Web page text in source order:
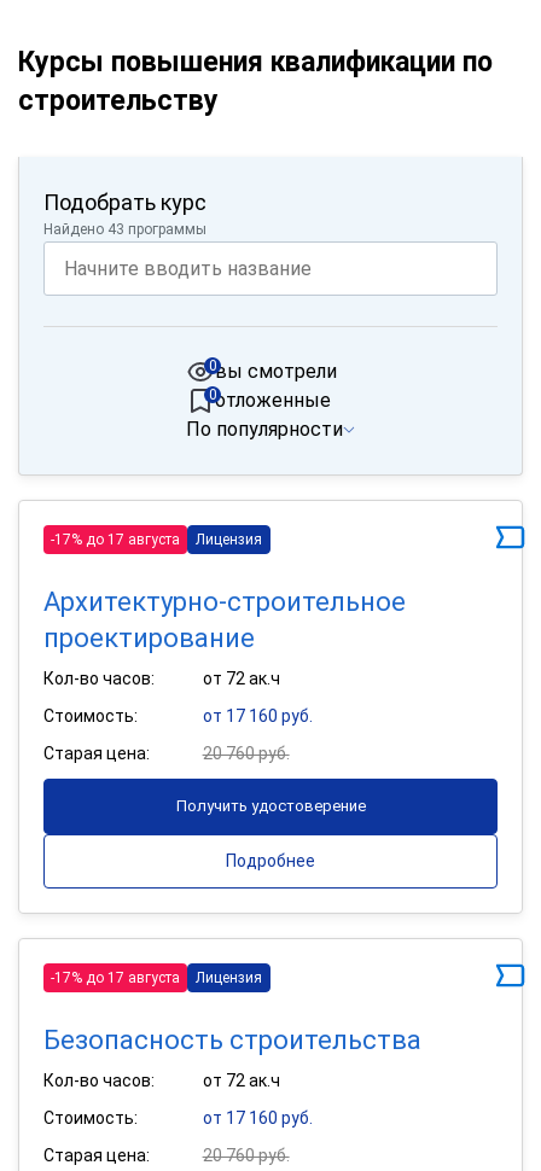
Курсы повышения квалификации по
строительству
Подобрать курс
Найдено 43 программы
вы смотрели
0
отложенные
0
По популярности
-17% до 17 августа Лицензия
Архитектурно-строительное
проектирование
Кол-во часов:
от 72 ак.ч
Стоимость:
от 17 160 руб.
Старая цена:
20 760 руб.
Получить удостоверение
Подробнее
-17% до 17 августа Лицензия
Безопасность строительства
Кол-во часов:
от 72 ак.ч
Стоимость:
от 17 160 руб.
Старая цена:
20 760 руб.